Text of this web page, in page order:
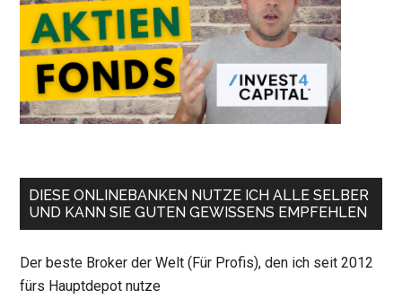
DIESE ONLINEBANKEN NUTZE ICH ALLE SELBER
UND KANN SIE GUTEN GEWISSENS EMPFEHLEN
Der beste Broker der Welt (Für Profis), den ich seit 2012
fürs Hauptdepot nutze